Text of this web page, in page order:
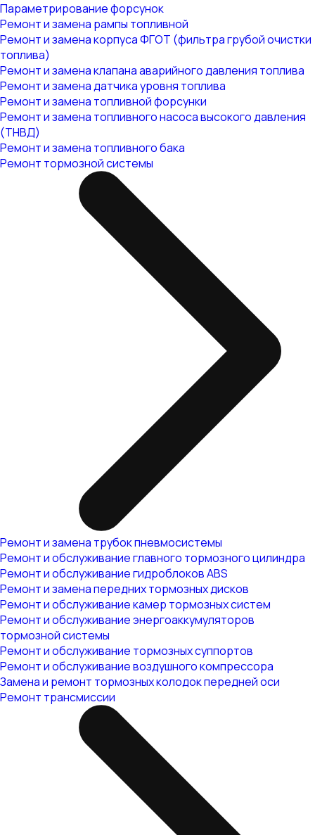
Параметрирование форсунок
Ремонт и замена рампы топливной
Ремонт и замена корпуса ФГОТ (фильтра грубой очистки
топлива)
Ремонт и замена клапана аварийного давления топлива
Ремонт и замена датчика уровня топлива
Ремонт и замена топливной форсунки
Ремонт и замена топливного насоса высокого давления
(ТНВД)
Ремонт и замена топливного бака
Ремонт тормозной системы
Ремонт и замена трубок пневмосистемы
Ремонт и обслуживание главного тормозного цилиндра
Ремонт и обслуживание гидроблоков ABS
Ремонт и замена передних тормозных дисков
Ремонт и обслуживание камер тормозных систем
Ремонт и обслуживание энергоаккумуляторов
тормозной системы
Ремонт и обслуживание тормозных суппортов
Ремонт и обслуживание воздушного компрессора
Замена и ремонт тормозных колодок передней оси
Ремонт трансмиссии